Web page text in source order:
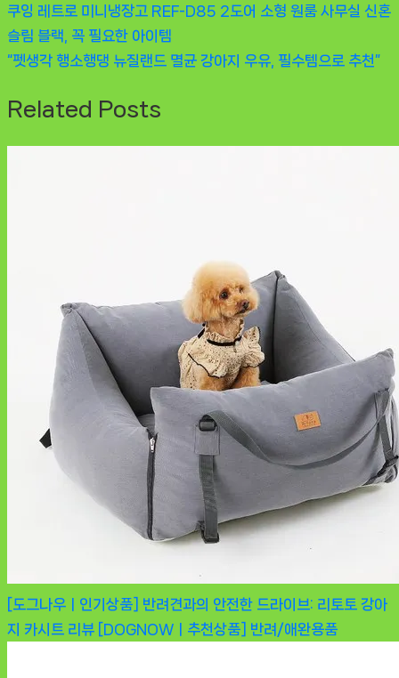
글
탐
Previous
Post:
쿠잉 레트로 미니냉장고 REF-D85 2도어 소형 원룸 사무실 신혼
슬림 블랙, 꼭 필요한 아이템
Next
“펫생각 행소행댕 뉴질랜드 멸균 강아지 우유, 필수템으로 추천”
Related Posts
[도그나우ㅣ인기상품] 반려견과의 안전한 드라이브: 리토토 강아
지 카시트 리뷰 [DOGNOWㅣ추천상품]
반려/애완용품